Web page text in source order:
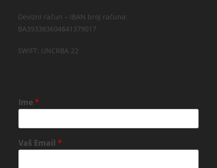
Devizni račun – IBAN broj računa:
BA393383604841379017
SWIFT: UNCRBA 22
Ime*
Vaš Email*